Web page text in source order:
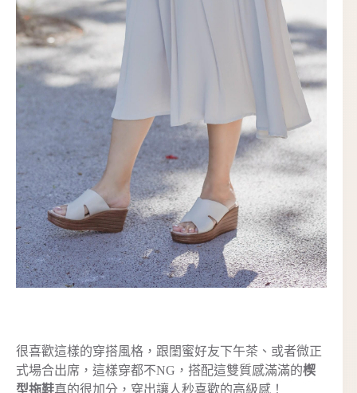
很喜歡這樣的穿搭風格，跟閨蜜好友下午茶、或者微正
式場合出席，這樣穿都不NG，搭配這雙質感滿滿的楔
型拖鞋真的很加分，穿出讓人秒喜歡的高級感！